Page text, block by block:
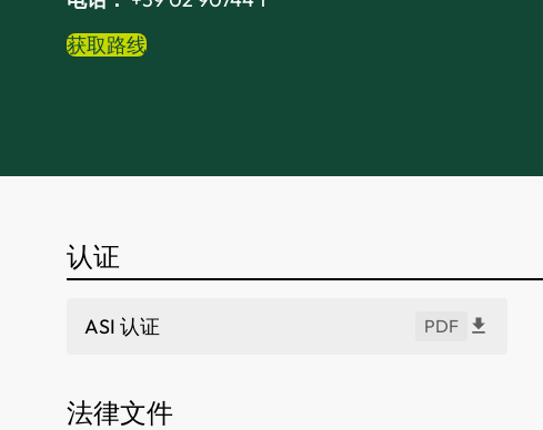
获取路线
认证
ASI 认证 PDF
法律文件